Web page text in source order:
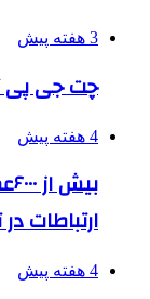
3 هفته پیش
چت جی پی
4 هفته پیش
ارتباطات
4 هفته پیش